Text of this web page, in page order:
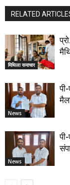
RELATED
मिथिला समाचार
News
News